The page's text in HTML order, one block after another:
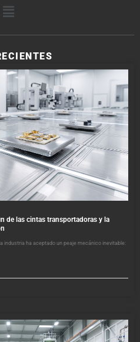
de las cintas transportadoras y la
industria ha aceptado un peaje mecánico inevitable: